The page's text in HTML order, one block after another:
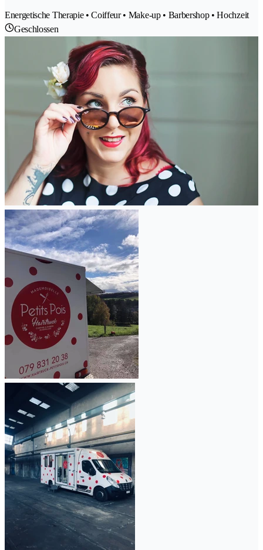
Energetische Therapie • Coiffeur • Make-up • Barbershop • Hochzeit
Geschlossen